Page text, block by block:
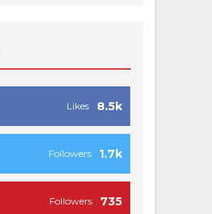
8.5k
Likes
1.7k
Followers
735
Followers